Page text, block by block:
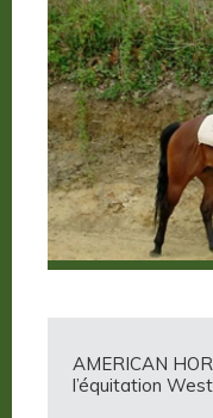
AMERICAN
l’équitation